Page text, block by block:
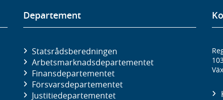
Departement
Statsrådsberedningen
Arbetsmarknads­departementet
Finans­departementet
Försvars­departementet
Justitie­departementet